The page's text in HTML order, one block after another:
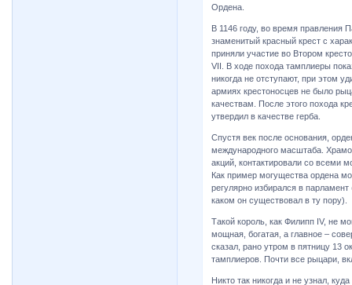
Ордена.
В 1146 году, во время правления
знаменитый красный крест с
приняли участие во Втором
VII. В ходе похода тамплиеры
никогда не отступают, при этом
армиях крестоносцев не было
качествам. После этого похода
утвердил в качестве герба.
Спустя век после основания,
международного масштаба.
акций, контактировали со всеми
Как пример могущества ордена
регулярно избирался в
каком он существовал в ту пору).
Такой король, как Филипп IV, не
мощная, богатая, а главное –
сказал, рано утром в пятницу 13
тамплиеров. Почти все рыцари,
Никто так никогда и не узнал,